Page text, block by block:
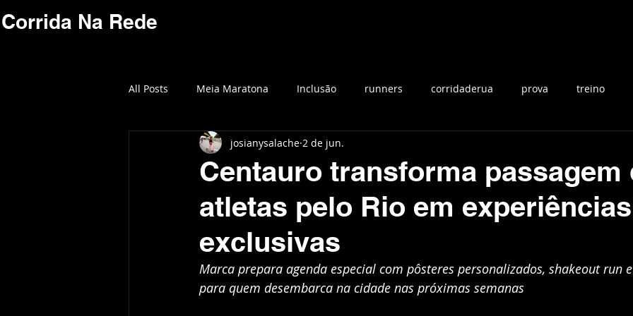
Corrida Na Rede
All Posts Meia Maratona Inclusão runners corridaderua prova treino
Florianopolis atletas
IRONMANBRASIL IRONMAN BRASIL triathlon superação seminario
Centauro transforma passagem
atletas pelo Rio em experiências
exclusivas
josianysalache 2 de jun.
Marca prepara agenda especial com pôsteres personalizados, shakeout run
para quem desembarca na cidade nas próximas semanas